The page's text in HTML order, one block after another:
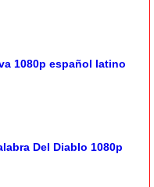
1080p español latino
Del Diablo 1080p